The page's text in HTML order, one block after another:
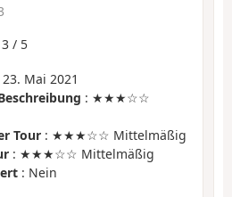
3 / 5
23. Mai 2021
: ★★★☆☆
Tour : ★★★☆☆ Mittelmäßig
: ★★★☆☆ Mittelmäßig
: Nein